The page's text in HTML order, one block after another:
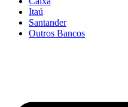
Itaú
Santander
Outros Bancos